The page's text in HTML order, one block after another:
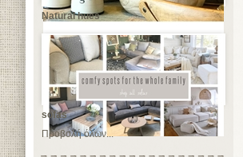
Natural hues
sofas
Προβολή όλων...